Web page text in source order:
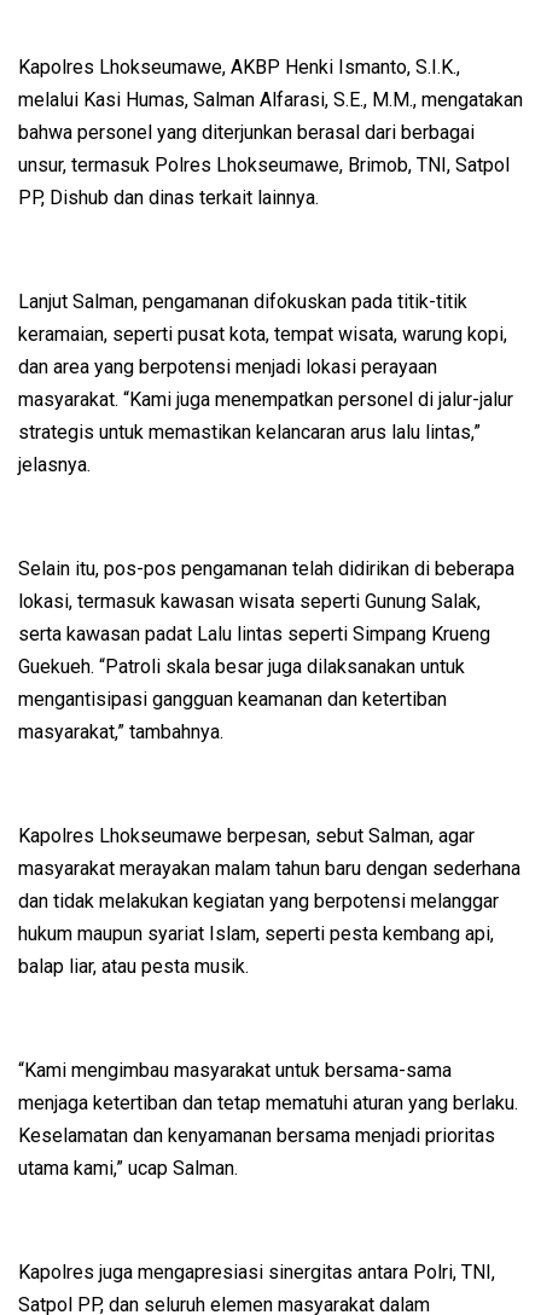
Kapolres Lhokseumawe, AKBP Henki Ismanto, S.I.K.,
melalui Kasi Humas, Salman Alfarasi, S.E., M.M., mengatakan
bahwa personel yang diterjunkan berasal dari berbagai
unsur, termasuk Polres Lhokseumawe, Brimob, TNI, Satpol
PP, Dishub dan dinas terkait lainnya.
Lanjut Salman, pengamanan difokuskan pada titik-titik
keramaian, seperti pusat kota, tempat wisata, warung kopi,
dan area yang berpotensi menjadi lokasi perayaan
masyarakat. “Kami juga menempatkan personel di jalur-jalur
strategis untuk memastikan kelancaran arus lalu lintas,”
jelasnya.
Selain itu, pos-pos pengamanan telah didirikan di beberapa
lokasi, termasuk kawasan wisata seperti Gunung Salak,
serta kawasan padat Lalu lintas seperti Simpang Krueng
Guekueh. “Patroli skala besar juga dilaksanakan untuk
mengantisipasi gangguan keamanan dan ketertiban
masyarakat,” tambahnya.
Kapolres Lhokseumawe berpesan, sebut Salman, agar
masyarakat merayakan malam tahun baru dengan sederhana
dan tidak melakukan kegiatan yang berpotensi melanggar
hukum maupun syariat Islam, seperti pesta kembang api,
balap liar, atau pesta musik.
“Kami mengimbau masyarakat untuk bersama-sama
menjaga ketertiban dan tetap mematuhi aturan yang berlaku.
Keselamatan dan kenyamanan bersama menjadi prioritas
utama kami,” ucap Salman.
Kapolres juga mengapresiasi sinergitas antara Polri, TNI,
Satpol PP, dan seluruh elemen masyarakat dalam